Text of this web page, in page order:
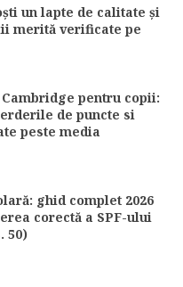
un lapte de calitate și
merită verificate pe
pentru copii:
de puncte si
peste media
ghid complet 2026
corectă a SPF-ului
50)